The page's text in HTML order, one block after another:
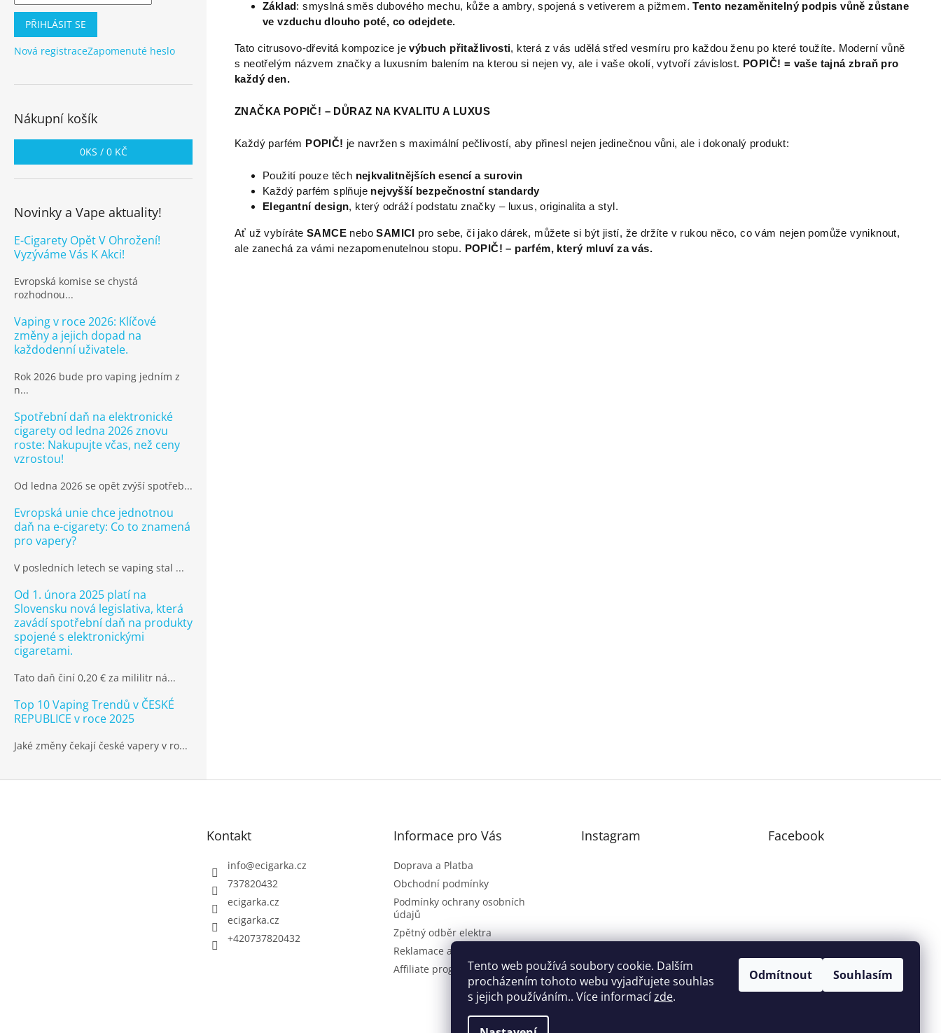
Tento web používá soubory cookie. Dalším
procházením tohoto webu vyjadřujete souhlas
s jejich používáním.. Více informacízde.
Odmítnout Souhlasím
PŘIHLÁSIT SE
Nová registraceZapomenuté heslo
Nákupní košík
0KS / 0 KČ
Novinky a Vape aktuality!
E-Cigarety Opět V Ohrožení!
Vyzýváme Vás K Akci!
Evropská komise se chystá
rozhodnou...
Vaping v roce 2026: Klíčové
změny a jejich dopad na
každodenní uživatele.
Rok 2026 bude pro vaping jedním z
n...
Spotřební daň na elektronické
cigarety od ledna 2026 znovu
roste: Nakupujte včas, než ceny
vzrostou!
Od ledna 2026 se opět zvýší spotřeb...
Evropská unie chce jednotnou
daň na e-cigarety: Co to znamená
pro vapery?
V posledních letech se vaping stal ...
Od 1. února 2025 platí na
Slovensku nová legislativa, která
zavádí spotřební daň na produkty
spojené s elektronickými
cigaretami.
Tato daň činí 0,20 € za mililitr ná...
Top 10 Vaping Trendů v ČESKÉ
REPUBLICE v roce 2025
Jaké změny čekají české vapery v ro...
Základ: smyslná směs dubového mechu, kůže a ambry, spojená s vetiverem a pižmem.Tento nezaměnitelný podpis vůně zůstane
ve vzduchu dlouho poté, co odejdete.
Tato citrusovo-dřevitá kompozice jevýbuch přitažlivosti, která z vás udělá střed vesmíru pro každou ženu po které toužíte. Moderní vůně
s neotřelým názvem značky a luxusním balením na kterou si nejen vy, ale i vaše okolí, vytvoří závislost. POPIČ! = vaše tajná zbraň pro
každý den.
ZNAČKA POPIČ! – DŮRAZ NA KVALITU A LUXUS
Každý parfém POPIČ! je navržen s maximální pečlivostí, aby přinesl nejen jedinečnou vůni, ale i dokonalý produkt:
Použití pouze těch nejkvalitnějších esencí a surovin
Každý parfém splňuje nejvyšší bezpečnostní standardy
Elegantní design, který odráží podstatu značky – luxus, originalita a styl.
Ať už vybíráte SAMCE neboSAMICI pro sebe, či jako dárek, můžete si být jistí, že držíte v rukou něco, co vám nejen pomůže vyniknout,
ale zanechá za vámi nezapomenutelnou stopu. POPIČ! – parfém, který mluví za vás.
Kontakt
info@ecigarka.cz
737820432
ecigarka.cz
ecigarka.cz
+420737820432
Informace pro Vás
Doprava a Platba
Obchodní podmínky
Podmínky ochrany osobních
údajů
Zpětný odběr elektra
Reklamace a vrácení zboží
Affiliate program
Instagram Facebook